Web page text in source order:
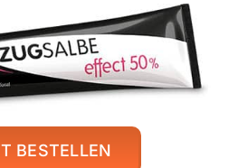
BESTELLEN